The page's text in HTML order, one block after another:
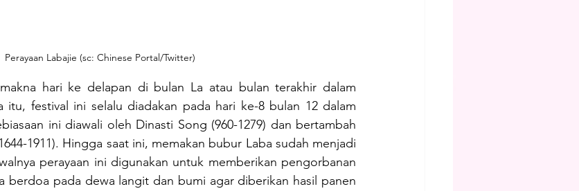
Perayaan Labajie (sc: Chinese Portal/Twitter)
hari ke delapan di bulan La atau bulan terakhir dalam
itu, festival ini selalu diadakan pada hari ke-8 bulan 12 dalam
ini diawali oleh Dinasti Song (960-1279) dan bertambah
1911). Hingga saat ini, memakan bubur Laba sudah menjadi
perayaan ini digunakan untuk memberikan pengorbanan
berdoa pada dewa langit dan bumi agar diberikan hasil panen